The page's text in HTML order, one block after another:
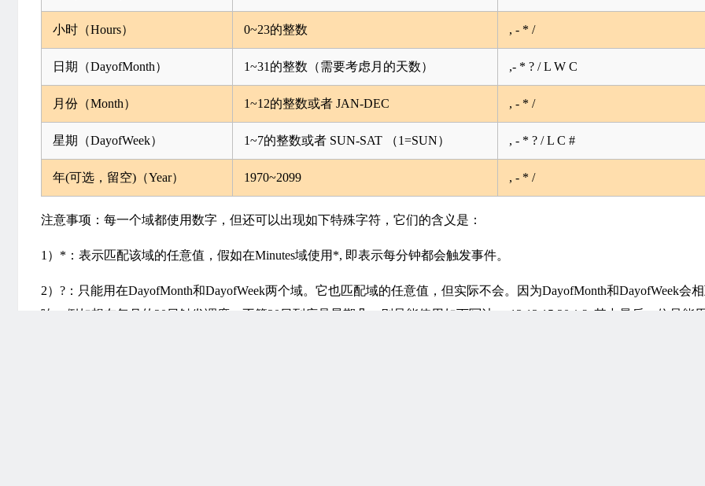
小时（Hours） 0~23的整数 , - * /
日期（DayofMonth） 1~31的整数（需要考虑月的天数） ,- * ? / L W C
月份（Month） 1~12的整数或者 JAN-DEC , - * /
星期（DayofWeek） 1~7的整数或者 SUN-SAT （1=SUN） , - * ? / L C #
年(可选，留空)（Year） 1970~2099 , - * /
注意事项：每一个域都使用数字，但还可以出现如下特殊字符，它们的含义是：
1）*：表示匹配该域的任意值，假如在Minutes域使用*, 即表示每分钟都会触发事件。
2）?：只能用在DayofMonth和DayofWeek两个域。它也匹配域的任意值，但实际不会。因为DayofMonth和DayofWeek会
响。例如想在每月的20日触发调度，不管20日到底是星期几，则只能使用如下写法： 13 13 15 20 * ?, 其中最后一位只能